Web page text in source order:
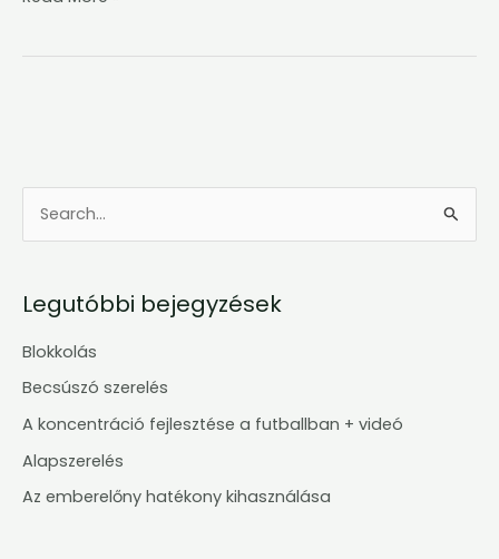
e
r
c
h
:
Legutóbbi bejegyzések
Blokkolás
Becsúszó szerelés
A koncentráció fejlesztése a futballban + videó
Alapszerelés
Az emberelőny hatékony kihasználása